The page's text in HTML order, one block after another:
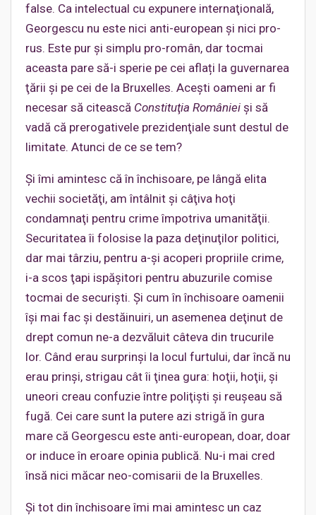
false. Ca intelectual cu expunere internaţională,
Georgescu nu este nici anti-european şi nici pro-
rus. Este pur şi simplu pro-român, dar tocmai
aceasta pare să-i sperie pe cei aflați la guvernarea
ţării şi pe cei de la Bruxelles. Aceşti oameni ar fi
necesar să citească Constituţia României şi să
vadă că prerogativele prezidenţiale sunt destul de
limitate. Atunci de ce se tem?
Şi îmi amintesc că în închisoare, pe lângă elita
vechii societăţi, am întâlnit şi câţiva hoţi
condamnaţi pentru crime împotriva umanităţii.
Securitatea îi folosise la paza deţinuţilor politici,
dar mai târziu, pentru a-şi acoperi propriile crime,
i-a scos ţapi ispăşitori pentru abuzurile comise
tocmai de securişti. Şi cum în închisoare oamenii
îşi mai fac şi destăinuiri, un asemenea deţinut de
drept comun ne-a dezvăluit câteva din trucurile
lor. Când erau surprinşi la locul furtului, dar încă nu
erau prinşi, strigau cât îi ţinea gura: hoţii, hoţii, şi
uneori creau confuzie între poliţişti şi reuşeau să
fugă. Cei care sunt la putere azi strigă în gura
mare că Georgescu este anti-european, doar, doar
or induce în eroare opinia publică. Nu-i mai cred
însă nici măcar neo-comisarii de la Bruxelles.
Şi tot din închisoare îmi mai amintesc un caz